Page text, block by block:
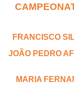
FRANCISCO
JOÃO PEDRO
MARIA